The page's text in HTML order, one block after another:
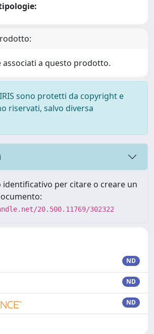
associati a questo prodotto.
sono protetti da copyright e
riservati, salvo diversa
identificativo per citare o creare un
20.500.11769/302322
ND
ND
ND